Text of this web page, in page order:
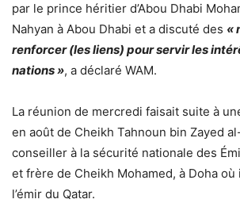
par le prince héritier d’Abou Dhabi
Nahyan à Abou Dhabi et a discuté des «
renforcer (les liens) pour servir les
nations », a déclaré WAM.
La réunion de mercredi faisait suite à
en août de Cheikh Tahnoun bin Zayed
conseiller à la sécurité nationale des
et frère de Cheikh Mohamed, à Doha
l’émir du Qatar.